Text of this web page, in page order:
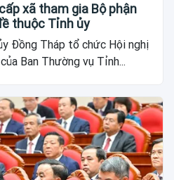
xã tham gia Bộ phận
thuộc Tỉnh ủy
Đồng Tháp tổ chức Hội nghị
Ban Thường vụ Tỉnh...